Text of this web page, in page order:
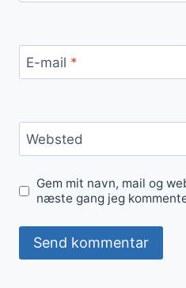
E-mail *
Websted
Gem mit navn, mail og
næste gang jeg